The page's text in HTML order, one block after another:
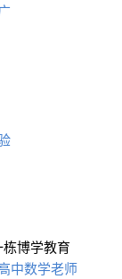
博学教育
中数学老师